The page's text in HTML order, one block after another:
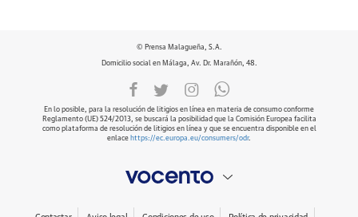
© Prensa Malagueña, S.A.
Domicilio social en Málaga, Av. Dr. Marañón, 48.
En lo posible, para la resolución de litigios en línea en materia de consumo conforme
Reglamento (UE) 524/2013, se buscará la posibilidad que la Comisión Europea facilita
como plataforma de resolución de litigios en línea y que se encuentra disponible en el
enlace https://ec.europa.eu/consumers/odr.